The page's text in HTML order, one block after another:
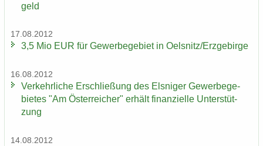
geld
17.08.2012
3,5 Mio EUR für Ge­wer­be­ge­biet in Oels­nitz/Erz­ge­bir­ge
16.08.2012
Ver­kehr­li­che Er­schlie­ßung des Els­ni­ger Ge­wer­be­ge­
bie­tes "Am Ös­ter­rei­cher" er­hält fi­nan­zi­el­le Un­ter­stüt­
zung
14.08.2012